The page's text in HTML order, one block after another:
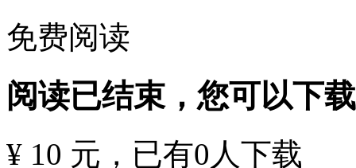
免费阅读
阅读已结束，您可以下
¥ 10 元 ，已有0 人下载